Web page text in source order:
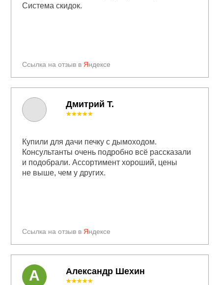
Ссылка на отзыв в Яндексе
Система скидок.
Ссылка на отзыв в Яндексе
★★★★★
Купили для дачи печку с дымоходом.
Консультанты очень подробно всё рассказали
и подобрали. Ассортимент хороший, цены
не выше, чем у других.
Александр Шехин
★★★★★
А
Дмитрий Т.